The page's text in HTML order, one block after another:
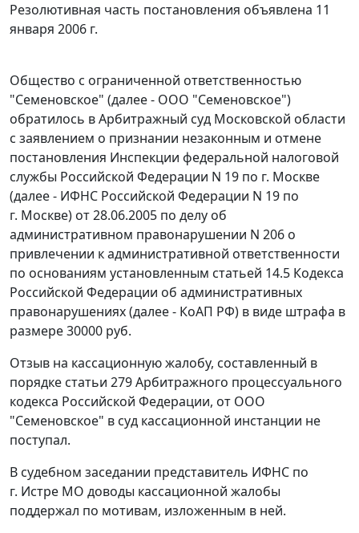
Резолютивная часть постановления объявлена 11
января 2006 г.
Общество с ограниченной ответственностью
"Семеновское" (далее - ООО "Семеновское")
обратилось в Арбитражный суд Московской области
с заявлением о признании незаконным и отмене
постановления Инспекции федеральной налоговой
службы Российской Федерации N 19 по г. Москве
(далее - ИФНС Российской Федерации N 19 по
г. Москве) от 28.06.2005 по делу об
административном правонарушении N 206 о
привлечении к административной ответственности
по основаниям установленным статьей 14.5 Кодекса
Российской Федерации об административных
правонарушениях (далее - КоАП РФ) в виде штрафа в
размере 30000 руб.
Отзыв на кассационную жалобу, составленный в
порядке статьи 279Арбитражного процессуального
кодекса Российской Федерации, от ООО
"Семеновское" в суд кассационной инстанции не
поступал.
В судебном заседании представитель ИФНС по
г. Истре МО доводы кассационной жалобы
поддержал по мотивам, изложенным в ней.